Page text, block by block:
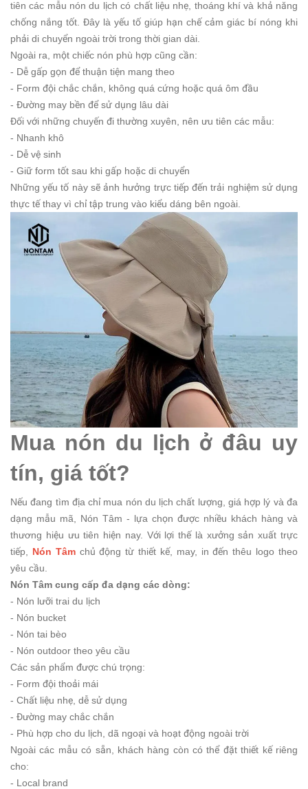
tiên các mẫu nón du lịch có chất liệu nhẹ, thoáng khí và khả năng
chống nắng tốt. Đây là yếu tố giúp hạn chế cảm giác bí nóng khi
phải di chuyển ngoài trời trong thời gian dài.
Ngoài ra, một chiếc nón phù hợp cũng cần:
- Dễ gấp gọn để thuận tiện mang theo
- Form đội chắc chắn, không quá cứng hoặc quá ôm đầu
- Đường may bền để sử dụng lâu dài
Đối với những chuyến đi thường xuyên, nên ưu tiên các mẫu:
- Nhanh khô
- Dễ vệ sinh
- Giữ form tốt sau khi gấp hoặc di chuyển
Những yếu tố này sẽ ảnh hưởng trực tiếp đến trải nghiệm sử dụng
thực tế thay vì chỉ tập trung vào kiểu dáng bên ngoài.
Mua nón du lịch ở đâu uy
tín, giá tốt?
Nếu đang tìm địa chỉ mua nón du lịch chất lượng, giá hợp lý và đa
dạng mẫu mã,
Nón Tâm - lựa chọn được nhiều khách hàng và
thương hiệu ưu tiên hiện nay. Với lợi thế là xưởng sản xuất trực
tiếp, Nón Tâmchủ động từ thiết kế, may, in đến thêu logo theo
yêu cầu.
Nón Tâm cung cấp đa dạng các dòng:
- Nón lưỡi trai du lịch
- Nón bucket
- Nón tai bèo
- Nón outdoor theo yêu cầu
Các sản phẩm được chú trọng:
- Form đội thoải mái
- Chất liệu nhẹ, dễ sử dụng
- Đường may chắc chắn
- Phù hợp cho du lịch, dã ngoại và hoạt động ngoài trời
Ngoài các mẫu có sẵn, khách hàng còn có thể đặt thiết kế riêng
cho:
- Local brand